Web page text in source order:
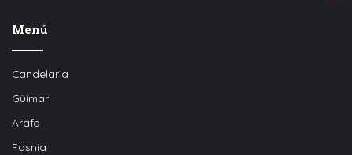
Menú
Candelaria
Güímar
Arafo
Fasnia